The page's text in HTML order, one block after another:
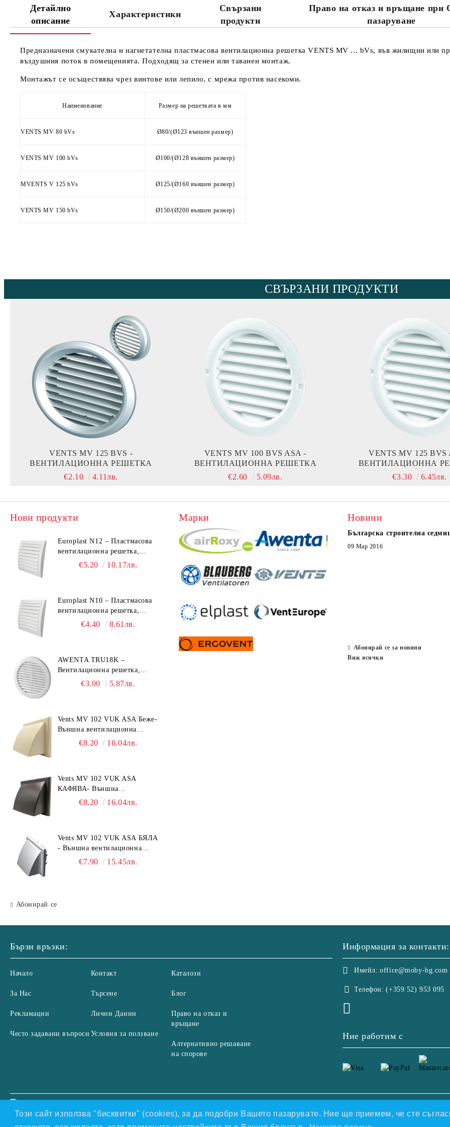
Този сайт използва "бисквитки" (cookies), за да подобри Вашето пазарувате. Ние ще приемем, че сте
Ние ще се свържем с вас в
Детайлно
описание
Характеристики
Свързани
продукти
Право на отказ и връщане при
пазаруване
Предназначени смукателна и нагнетателна пластмасова вентилационна решетка VENTS MV ... bVs, във жилищни или
въздушния поток в помещенията. Подходящ за стенен или таванен монтаж.
Монтажът се осъществява чрез винтове или лепило, с мрежа против насекоми.
Наименование Размер на решетката в мм
VENTS MV 80 bVs Ø80/(Ø123 външен размер)
VENTS MV 100 bVs Ø100/(Ø128 външен размер)
MVENTS V 125 bVs Ø125/(Ø160 външен размер)
VENTS MV 150 bVs Ø150/(Ø200 външен размер)
СВЪРЗАНИ ПРОДУКТИ
VENTS MV 125 BVS -
ВЕНТИЛАЦИОННА РЕШЕТКА
€2.10
4.11лв.
VENTS MV 100 BVS ASA -
ВЕНТИЛАЦИОННА РЕШЕТКА
€2.60
5.09лв.
VENTS MV 125 BVS
ВЕНТИЛАЦИОННА
€3.30
6.45лв.
Нови продукти
Europlast N12 – Пластмасова
вентилационна решетка,
190x190 mm
€5.20 10.17лв.
Europlast N10 – Пластмасова
вентилационна решетка,
153x148 mm
€4.40 8.61лв.
AWENTA TRU18K –
Вентилационна решетка,
Ø150 mm, ABS пластмаса
€3.00 5.87лв.
Vents MV 102 VUK ASA Беже-
Външна вентилационна
решетка с гравитачна клапа Ø
€8.20 16.04лв.
Vents MV 102 VUK ASA
КАФЯВА- Външна
вентилационна решетка с
€8.20 16.04лв.
Vents MV 102 VUK ASA БЯЛА
- Външна вентилационна
решетка с гравитачна клапа Ø
€7.90 15.45лв.
Абонирай се
Марки Новини
Българска строителна
09 Мар 2016
Абонирай се за новини
Виж всички
Бързи връзки:
Начало
За Нас
Рекламации
Често задавани въпроси
Контакт
Търсене
Лични Данни
Условия за ползване
Каталози
Блог
Право на отказ и
връщане
Алтернативно решаване
на спорове
Информация за контакти:
Имейл: office@moby-bg.com
Телефон: (+359 52) 953 095
Ние работим с
Нашият онлайн магазин е 100% съобразен с GDPR. Прочетете нашата политика